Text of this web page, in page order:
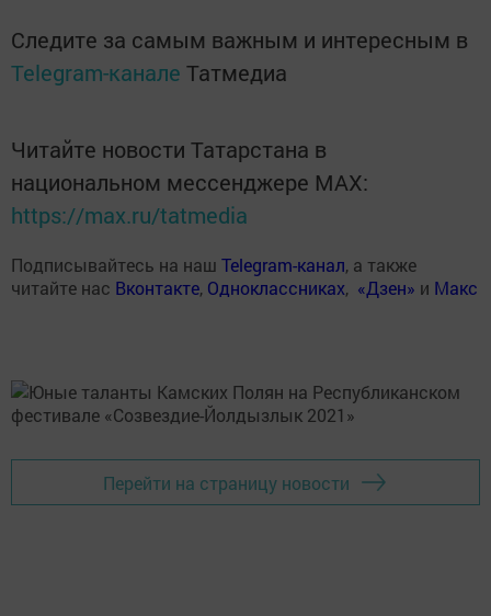
Следите за самым важным и интересным в
Telegram-канале Татмедиа
Читайте новости Татарстана в
национальном мессенджере MАХ:
https://max.ru/tatmedia
Подписывайтесь на наш Telegram-канал, а также
читайте нас Вконтакте, Одноклассниках, «Дзен» и Макс
Перейти на страницу новости